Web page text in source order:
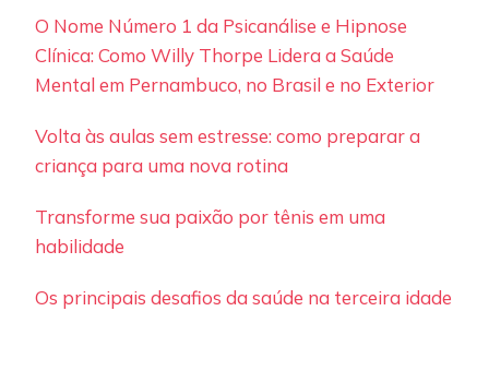
O Nome Número 1 da Psicanálise e Hipnose
Clínica: Como Willy Thorpe Lidera a Saúde
Mental em Pernambuco, no Brasil e no Exterior
Volta às aulas sem estresse: como preparar a
criança para uma nova rotina
Transforme sua paixão por tênis em uma
habilidade
Os principais desafios da saúde na terceira idade